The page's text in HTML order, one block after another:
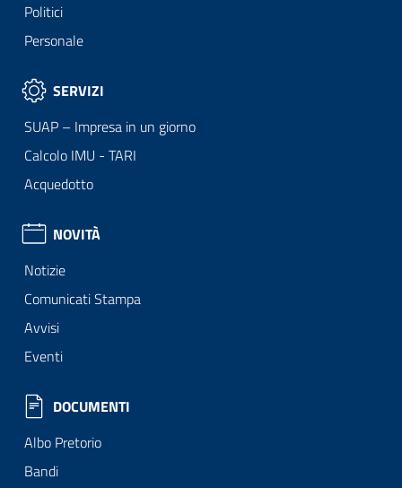
Politici
Personale
SERVIZI
SUAP – Impresa in un giorno
Calcolo IMU - TARI
Acquedotto
NOVITÀ
Notizie
Comunicati Stampa
Avvisi
Eventi
DOCUMENTI
Albo Pretorio
Bandi